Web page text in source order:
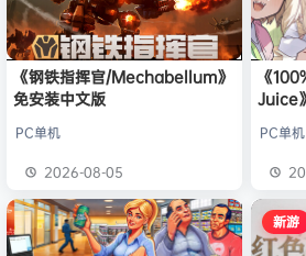
《钢铁指挥官/Mechabellum》
免安装中文版
PC单机
2026-08-05
《
Juice
PC单机
新游